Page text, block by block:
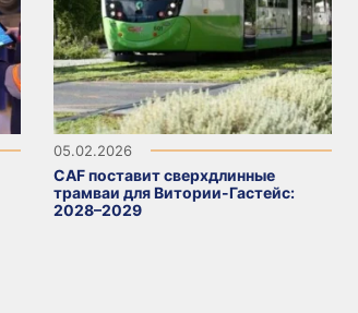
05.02.2026
CAF поставит сверхдлинные
трамваи для Витории-Гастейс:
2028–2029